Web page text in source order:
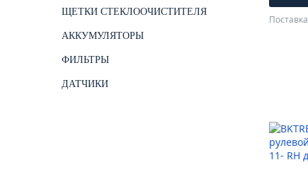
ЩЕТКИ СТЕКЛООЧИСТИТЕЛЯ
АККУМУЛЯТОРЫ
ФИЛЬТРЫ
ДАТЧИКИ
Поставка